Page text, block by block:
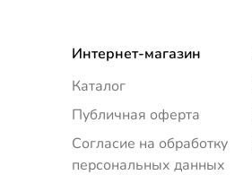
Интернет-магазин
Каталог
Публичная оферта
Согласие на обработку
персональных данных